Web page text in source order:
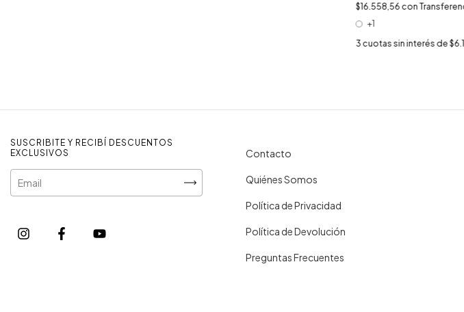
$16.558,56 con
+1
3 cuotas sin interés de
SUSCRIBITE Y RECIBÍ DESCUENTOS
EXCLUSIVOS
Contacto
Quiénes Somos
Política de Privacidad
Política de Devolución
Preguntas Frecuentes